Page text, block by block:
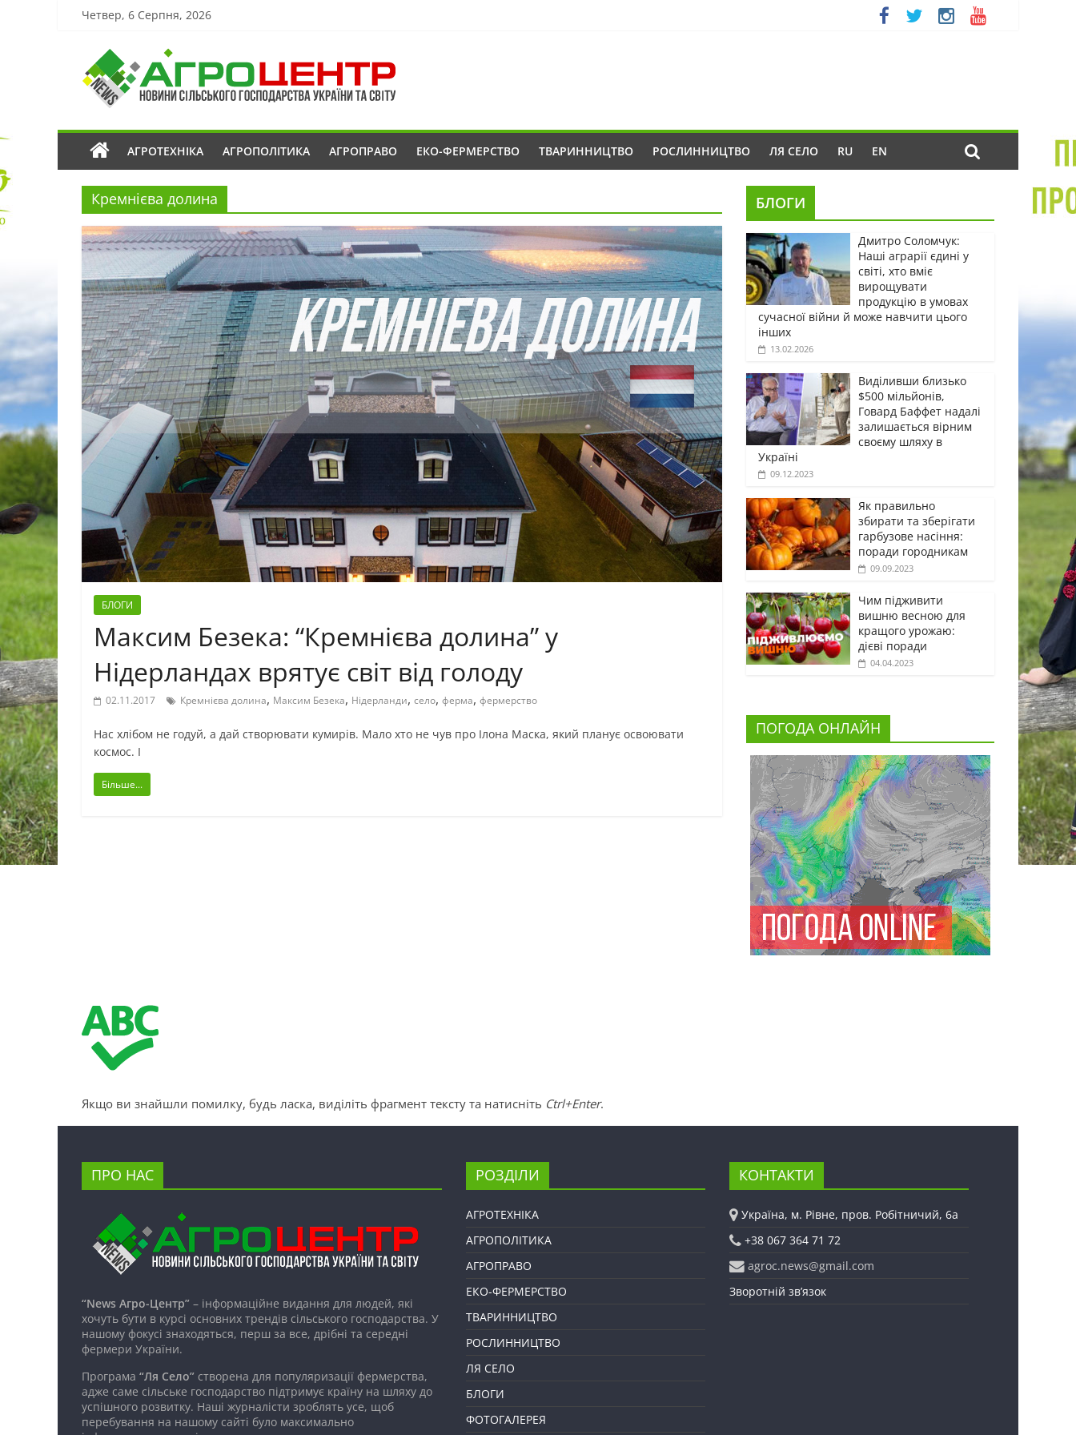
Четвер, 6 Серпня, 2026
АГРОТЕХНІКА АГРОПОЛІТИКА АГРОПРАВО ЕКО-ФЕРМЕРСТВО ТВАРИННИЦТВО РОСЛИННИЦТВО ЛЯ СЕЛО RU EN
Кремнієва долина
БЛОГИ
Максим Безека: “Кремнієва долина” у
Нідерландах врятує світ від голоду
02.11.2017 Кремнієва долина, Максим Безека, Нідерланди, село, ферма, фермерство
Нас хлібом не годуй, а дай створювати кумирів. Мало хто не чув про Ілона Маска, який планує освоювати
космос. І
Більше...
БЛОГИ
Дмитро Соломчук:
Наші аграрії єдині у
світі, хто вміє
вирощувати
продукцію в умовах
сучасної війни й може навчити цього
інших
13.02.2026
Виділивши близько
$500 мільйонів,
Говард Баффет надалі
залишається вірним
своєму шляху в
Україні
09.12.2023
Як правильно
збирати та зберігати
гарбузове насіння:
поради городникам
09.09.2023
Чим підживити
вишню весною для
кращого урожаю:
дієві поради
04.04.2023
ПОГОДА ОНЛАЙН
Якщо ви знайшли помилку, будь ласка, виділіть фрагмент тексту та натисніть Ctrl+Enter.
ПРО НАС
“News Агро-Центр” – інформаційне видання для людей, які
хочуть бути в курсі основних трендів сільського господарства. У
нашому фокусі знаходяться, перш за все, дрібні та середні
фермери України.
Програма “Ля Село” створена для популяризації фермерства,
адже саме сільське господарство підтримує країну на шляху до
успішного розвитку. Наші журналісти зроблять усе, щоб
перебування на нашому сайті було максимально
РОЗДІЛИ
АГРОТЕХНІКА
АГРОПОЛІТИКА
АГРОПРАВО
ЕКО-ФЕРМЕРСТВО
ТВАРИННИЦТВО
РОСЛИННИЦТВО
ЛЯ СЕЛО
БЛОГИ
ФОТОГАЛЕРЕЯ
КОНТАКТИ
Україна, м. Рівне, пров. Робітничий, 6а
+38 067 364 71 72
agroc.news@gmail.com
Зворотній зв’язок